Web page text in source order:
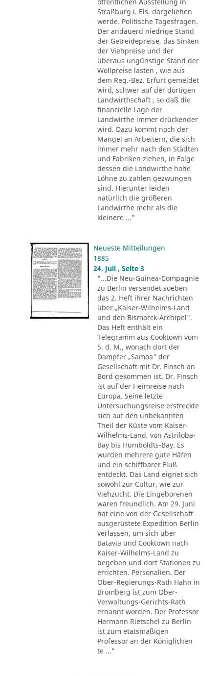
Straßburg i. Els. dargeliehen
werde. Politische Tagesfragen.
Der andauerd niedrige Stand
der Getreidepreise, das Sinken
der Viehpreise und der
überaus ungünstige Stand der
Wollpreise lasten , wie aus
dem Reg.-Bez. Erfurt gemeldet
wird, schwer auf der dortigen
Landwirthschaft , so daß die
financielle Lage der
Landwirthe immer drückender
wird. Dazu kommt noch der
Mangel an Arbeitern, die sich
immer mehr nach den Städten
und Fabriken ziehen, in Folge
dessen die Landwirthe hohe
Löhne zu zahlen gezwungen
sind. Hierunter leiden
natürlich die größeren
Landwirthe mehr als die
kleinere ..."
Neueste Mitteilungen
1885
24. Juli , Seite 3
"...Die Neu-Guinea-Compagnie
zu Berlin versendet soeben
das 2. Heft ihrer Nachrichten
über „Kaiser-Wilhelms-Land
und den Bismarck-Archipel".
Das Heft enthält ein
Telegramm aus Cooktown vom
5. d. M., wonach dort der
Dampfer „Samoa" der
Gesellschaft mit Dr. Finsch an
Bord gekommen ist. Dr. Finsch
ist auf der Heimreise nach
Europa. Seine letzte
Untersuchungsreise erstreckte
sich auf den unbekannten
Theil der Küste vom Kaiser-
Wilhelms-Land, von Astriloba-
Bay bis Humboldts-Bay. Es
wurden mehrere gute Häfen
und ein schiffbarer Fluß
entdeckt. Das Land eignet sich
sowohl zur Cultur, wie zur
Viehzucht. Die Eingeborenen
waren freundlich. Am 29. Juni
hat eine von der Gesellschaft
ausgerüstete Expedition Berlin
verlassen, um sich über
Batavia und Cooktown nach
Kaiser-Wilhelms-Land zu
begeben und dort Stationen zu
errichten. Personalien. Der
Ober-Regierungs-Rath Hahn in
Bromberg ist zum Ober-
Verwaltungs-Gerichts-Rath
ernannt worden. Der Professor
Hermann Rietschel zu Berlin
ist zum etatsmäßigen
Professor an der Königlichen
te ..."